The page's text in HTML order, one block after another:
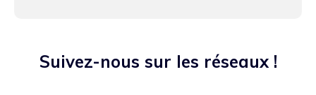
Suivez-nous sur les réseaux !